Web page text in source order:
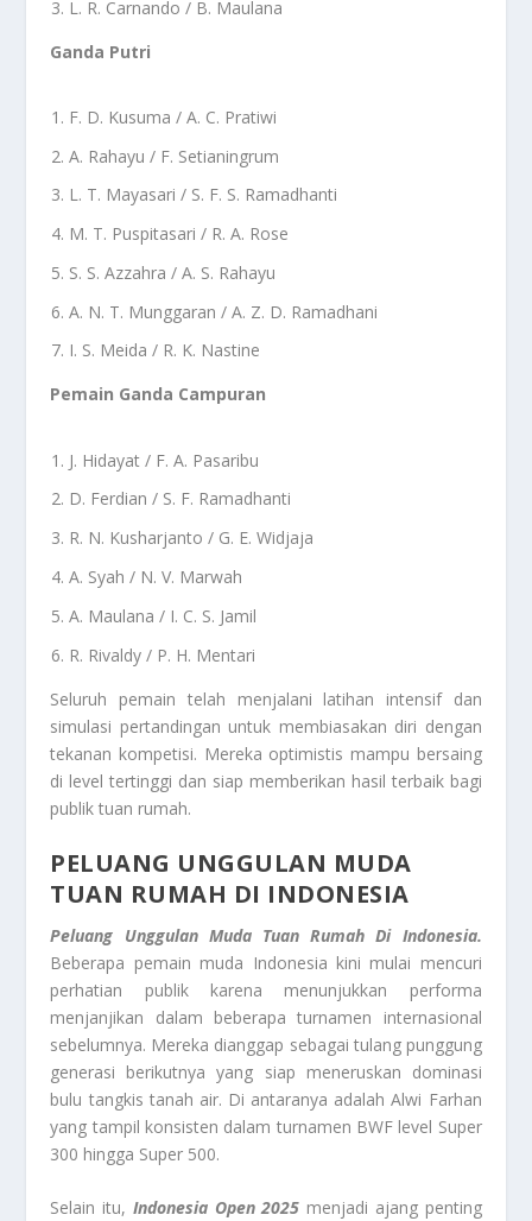
L. R. Carnando / B. Maulana
Ganda Putri
F. D. Kusuma / A. C. Pratiwi
A. Rahayu / F. Setianingrum
L. T. Mayasari / S. F. S. Ramadhanti
M. T. Puspitasari / R. A. Rose
S. S. Azzahra / A. S. Rahayu
A. N. T. Munggaran / A. Z. D. Ramadhani
I. S. Meida / R. K. Nastine
Pemain Ganda Campuran
J. Hidayat / F. A. Pasaribu
D. Ferdian / S. F. Ramadhanti
R. N. Kusharjanto / G. E. Widjaja
A. Syah / N. V. Marwah
A. Maulana / I. C. S. Jamil
R. Rivaldy / P. H. Mentari
Seluruh pemain telah menjalani latihan intensif dan
simulasi pertandingan untuk membiasakan diri dengan
tekanan kompetisi. Mereka optimistis mampu bersaing
di level tertinggi dan siap memberikan hasil terbaik bagi
publik tuan rumah.
PELUANG UNGGULAN MUDA
TUAN RUMAH DI INDONESIA
Peluang Unggulan Muda Tuan Rumah Di Indonesia.
Beberapa pemain muda Indonesia kini mulai mencuri
perhatian publik karena menunjukkan performa
menjanjikan dalam beberapa turnamen internasional
sebelumnya. Mereka dianggap sebagai tulang punggung
generasi berikutnya yang siap meneruskan dominasi
bulu tangkis tanah air. Di antaranya adalah Alwi Farhan
yang tampil konsisten dalam turnamen BWF level Super
300 hingga Super 500.
Selain itu, Indonesia Open 2025 menjadi ajang penting